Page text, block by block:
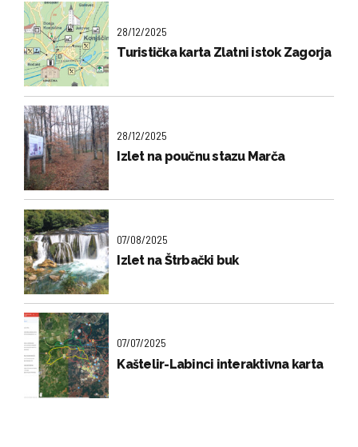
28/12/2025
Turistička karta Zlatni istok Zagorja
28/12/2025
Izlet na poučnu stazu Marča
07/08/2025
Izlet na Štrbački buk
07/07/2025
Kaštelir-Labinci interaktivna karta